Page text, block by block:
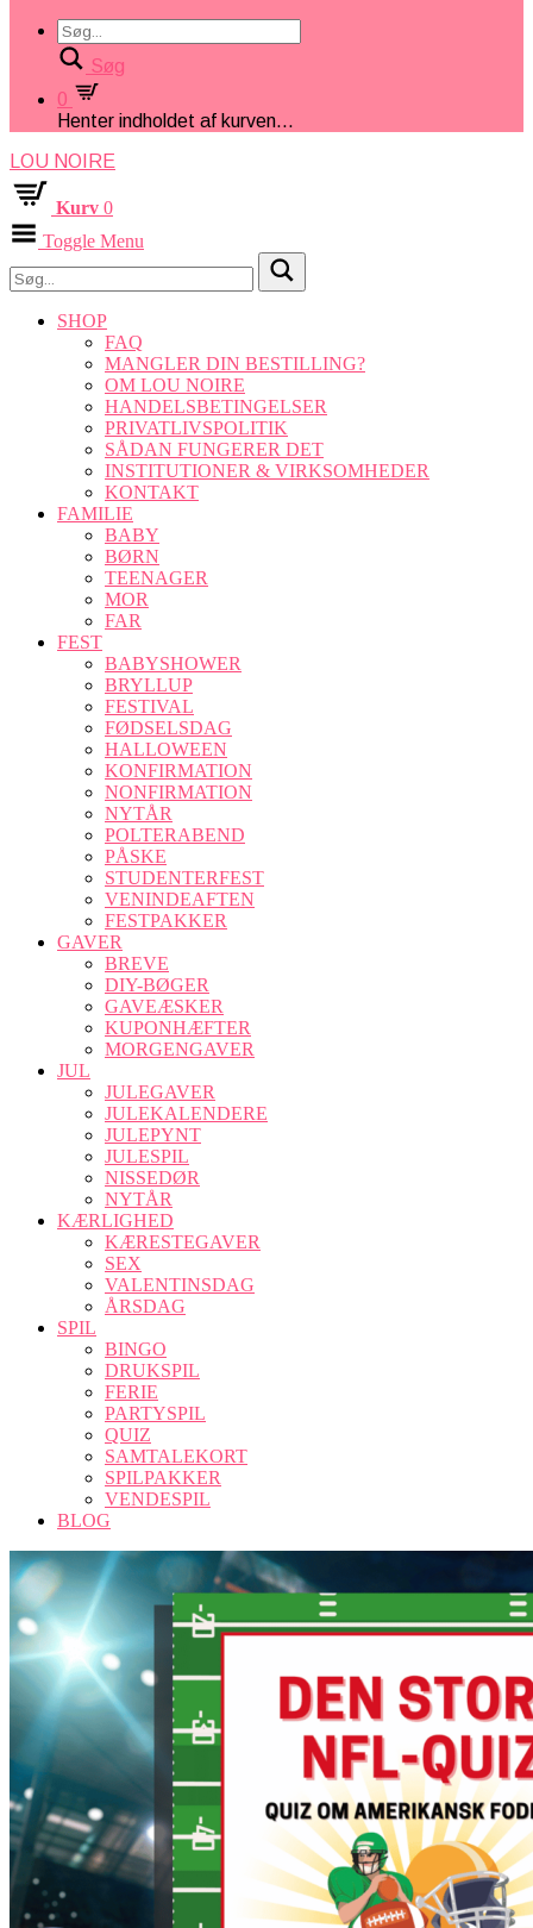
Søg
0
Henter indholdet af kurven...
LOU NOIRE
Kurv 0
Toggle Menu
SHOP
FAQ
MANGLER DIN BESTILLING?
OM LOU NOIRE
HANDELSBETINGELSER
PRIVATLIVSPOLITIK
SÅDAN FUNGERER DET
INSTITUTIONER & VIRKSOMHEDER
KONTAKT
FAMILIE
BABY
BØRN
TEENAGER
MOR
FAR
FEST
BABYSHOWER
BRYLLUP
FESTIVAL
FØDSELSDAG
HALLOWEEN
KONFIRMATION
NONFIRMATION
NYTÅR
POLTERABEND
PÅSKE
STUDENTERFEST
VENINDEAFTEN
FESTPAKKER
GAVER
BREVE
DIY-BØGER
GAVEÆSKER
KUPONHÆFTER
MORGENGAVER
JUL
JULEGAVER
JULEKALENDERE
JULEPYNT
JULESPIL
NISSEDØR
NYTÅR
KÆRLIGHED
KÆRESTEGAVER
SEX
VALENTINSDAG
ÅRSDAG
SPIL
BINGO
DRUKSPIL
FERIE
PARTYSPIL
QUIZ
SAMTALEKORT
SPILPAKKER
VENDESPIL
BLOG